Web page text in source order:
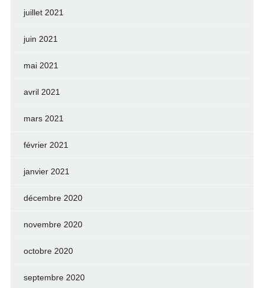
juillet 2021
juin 2021
mai 2021
avril 2021
mars 2021
février 2021
janvier 2021
décembre 2020
novembre 2020
octobre 2020
septembre 2020